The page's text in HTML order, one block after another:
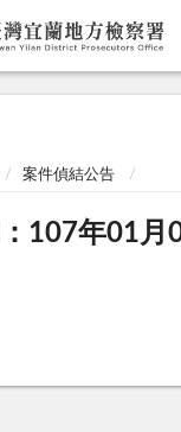
案件偵結公告
107年01月